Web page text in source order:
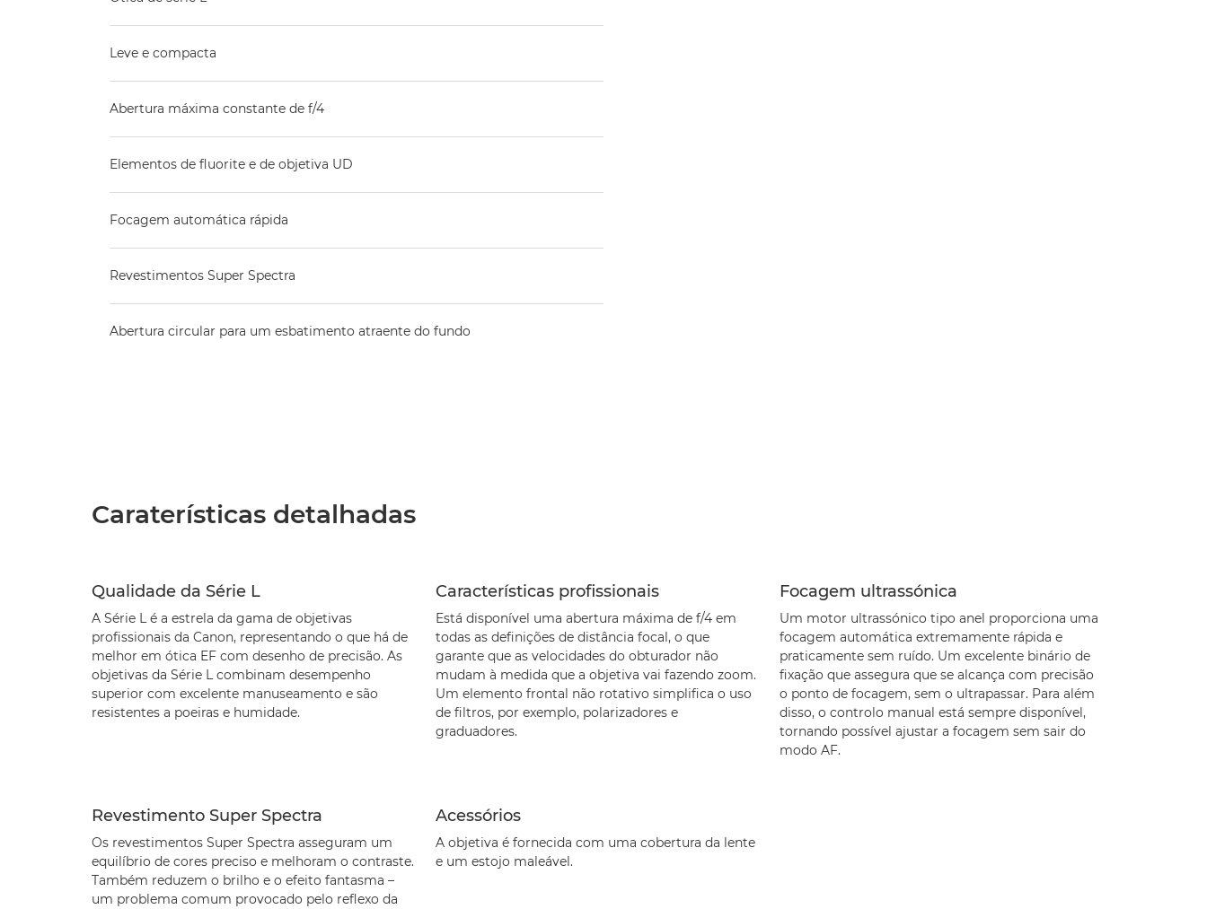
Leve e compacta
Abertura máxima constante de f/4
Elementos de fluorite e de objetiva UD
Focagem automática rápida
Revestimentos Super Spectra
Abertura circular para um esbatimento atraente do fundo
Caraterísticas detalhadas
Qualidade da Série L
A Série L é a estrela da gama de objetivas
profissionais da Canon, representando o que há de
melhor em ótica EF com desenho de precisão. As
objetivas da Série L combinam desempenho
superior com excelente manuseamento e são
resistentes a poeiras e humidade.
Características profissionais
Está disponível uma abertura máxima de f/4 em
todas as definições de distância focal, o que
garante que as velocidades do obturador não
mudam à medida que a objetiva vai fazendo zoom.
Um elemento frontal não rotativo simplifica o uso
de filtros, por exemplo, polarizadores e
graduadores.
Focagem ultrassónica
Um motor ultrassónico tipo anel proporciona uma
focagem automática extremamente rápida e
praticamente sem ruído. Um excelente binário de
fixação que assegura que se alcança com precisão
o ponto de focagem, sem o ultrapassar. Para além
disso, o controlo manual está sempre disponível,
tornando possível ajustar a focagem sem sair do
modo AF.
Revestimento Super Spectra
Os revestimentos Super Spectra asseguram um
equilíbrio de cores preciso e melhoram o contraste.
Também reduzem o brilho e o efeito fantasma –
um problema comum provocado pelo reflexo da
Acessórios
A objetiva é fornecida com uma cobertura da lente
e um estojo maleável.